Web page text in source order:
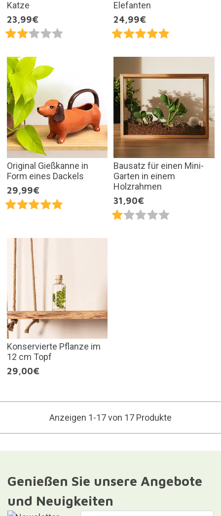
Katze
23,99€
Elefanten
24,99€
Original Gießkanne in
Form eines Dackels
29,99€
Bausatz für einen Mini-
Garten in einem
Holzrahmen
31,90€
Konservierte Pflanze im
12 cm Topf
29,00€
Anzeigen 1-17 von 17 Produkte
Genießen Sie unsere Angebote
und Neuigkeiten